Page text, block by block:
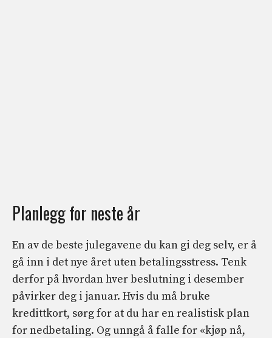
Planlegg for neste år
En av de beste julegavene du kan gi deg selv, er å
gå inn i det nye året uten betalingsstress. Tenk
derfor på hvordan hver beslutning i desember
påvirker deg i januar. Hvis du måbruke
kredittkort, sørg for at du har en realistisk plan
for nedbetaling. Og unngå å falle for «kjøp nå,